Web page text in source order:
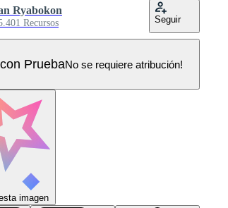
Ryabokon
Recursos Seguir
PruebaNo se requiere atribución!
imagen